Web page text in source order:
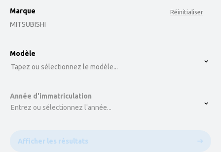
Réinitialiser
Marque
MITSUBISHI
option , selected.
Modèle
Tapez ou sélectionnez le modèle...
Année d'immatriculation
Entrez ou sélectionnez l'année...
Afficher les résultats